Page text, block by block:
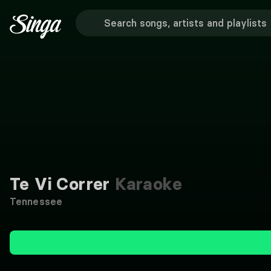
Te Vi Correr Karaoke
Tennessee